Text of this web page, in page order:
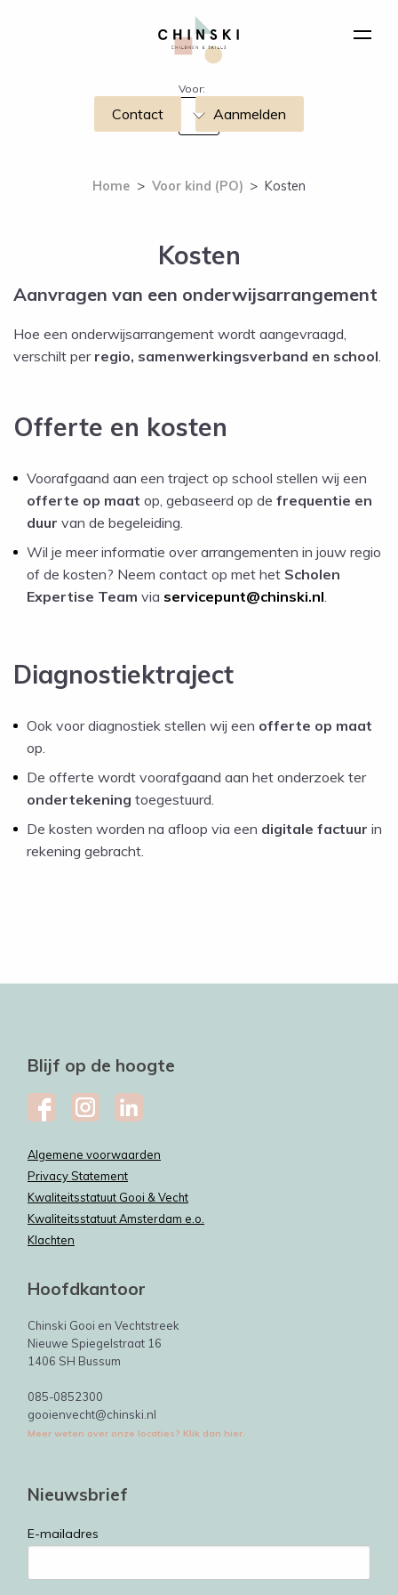
Voor:
Contact Aanmelden
Home > Voor kind (PO) > Kosten
Kosten
Aanvragen van een onderwijsarrangement
Hoe een onderwijsarrangement wordt aangevraagd,
verschilt per regio, samenwerkingsverband en school
Offerte en kosten
Voorafgaand aan een traject op school stellen wij een
offerte op maat op, gebaseerd op de frequentie en
duur van de begeleiding.
Wil je meer informatie over arrangementen in jouw regio
of de kosten? Neem contact op met het Scholen
Expertise Team via servicepunt@chinski.nl
Diagnostiektraject
Ook voor diagnostiek stellen wij een offerte op maat
op.
De offerte wordt voorafgaand aan het onderzoek ter
ondertekening toegestuurd.
De kosten worden na afloop via een digitale factuur in
rekening gebracht.
Blijf op de hoogte
Algemene voorwaarden
Privacy Statement
Kwaliteitsstatuut Gooi & Vecht
Kwaliteitsstatuut Amsterdam e.o.
Klachten
Hoofdkantoor
Chinski Gooi en Vechtstreek
Nieuwe Spiegelstraat 16
1406 SH Bussum
085-0852300
gooienvecht@chinski.nl
Meer weten over onze locaties? Klik dan hier.
Nieuwsbrief
E-mailadres